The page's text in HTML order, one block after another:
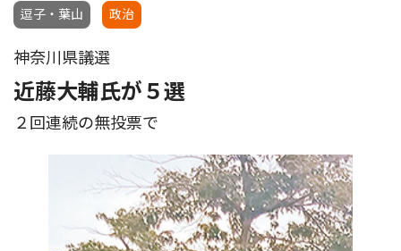
逗子・葉山 政治
神奈川県議選
近藤大輔氏が５選
２回連続の無投票で